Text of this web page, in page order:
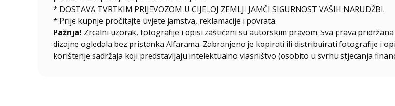
* DOSTAVA TVRTKIM PRIJEVOZOM U CIJELOJ ZEMLJI JAMČI SIGURNOST VAŠIH NARUDŽBI.
* Prije kupnje pročitajte uvjete jamstva, reklamacije i povrata.
Pažnja! Zrcalni uzorak, fotografije i opisi zaštićeni su autorskim pravom. Sva prava
dizajne ogledala bez pristanka Alfarama. Zabranjeno je kopirati ili distribuirati fotografije i
korištenje sadržaja koji predstavljaju intelektualno vlasništvo (osobito u svrhu stjecanja